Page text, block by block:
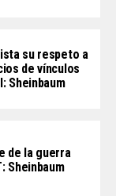
su respeto a
de vínculos
Sheinbaum
de la guerra
Sheinbaum